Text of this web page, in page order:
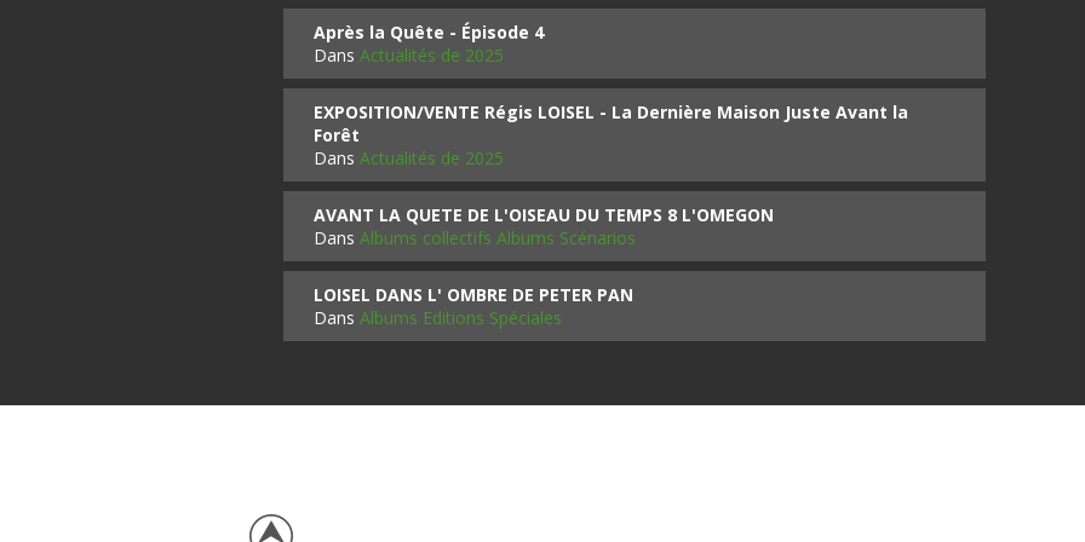
Après la Quête - Épisode 4
Dans Actualités de 2025
EXPOSITION/VENTE Régis LOISEL - La Dernière Maison Juste Avant la
Forêt
Dans Actualités de 2025
AVANT LA QUETE DE L'OISEAU DU TEMPS 8 L'OMEGON
Dans Albums collectifs Albums Scénarios
LOISEL DANS L' OMBRE DE PETER PAN
Dans Albums Editions Spéciales